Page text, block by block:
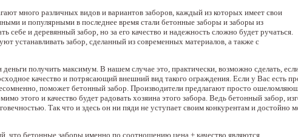
много различных видов и вариантов заборов, каждый из которых имеет свои
и популярными в последнее время стали бетонные заборы и заборы из
себе и деревянный забор, но за его качество и надежность сложно будет ручаться.
устанавливать забор, сделанный из современных материалов, а также с
получить максимум. В нашем случае это, практически, возможно сделать,
качество и потрясающий внешний вид такого ограждения. Если у Вас есть
поможет бетонный забор. Производители предлагают просто
этого и качество будет радовать хозяина этого забора. Ведь бетонный забор,
Так что и здесь он ни пяди не уступает своим конкурентам и достойно
что бетонные заборы именно по соотношению цена + качество являются